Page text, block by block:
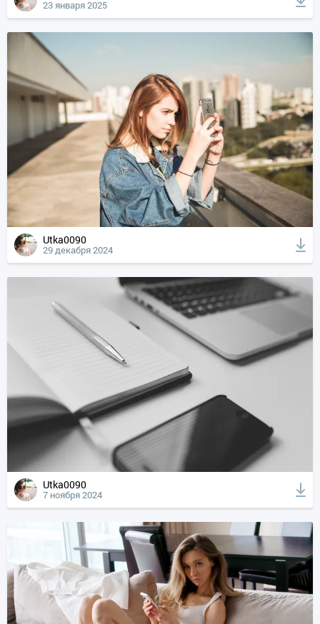
23 января 2025
Utka0090
29 декабря 2024
Utka0090
7 ноября 2024